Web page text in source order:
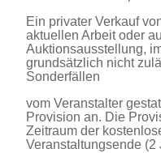
Ein privater Verkauf
aktuellen Arbeit oder
Auktionsausstellung,
grundsätzlich nicht
Sonderfällen
vom Veranstalter
Provision an. Die
Zeitraum der
Veranstaltungsende (2